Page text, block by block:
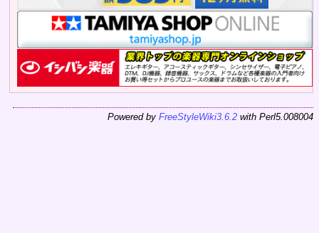
Powered by FreeStyleWiki3.6.2 with Perl5.008004